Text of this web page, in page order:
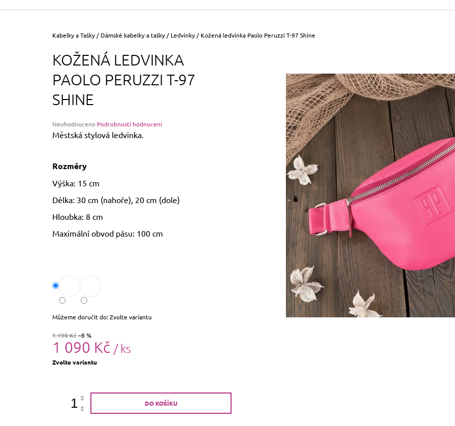
Domů
Kabelky a Tašky / Dámské kabelky a tašky / Ledvinky / Kožená ledvinka Paolo Peruzzi T-97 Shine
KOŽENÁ LEDVINKA
PAOLO PERUZZI T-97
SHINE
Průměrné
hodnocení
z
hvězdiček.
Neohodnoceno Podrobnosti hodnocení
Městská stylová ledvinka.
Rozměry
Výška: 15 cm
Délka: 30 cm (nahoře), 20 cm (dole)
Hloubka: 8 cm
Maximální obvod pásu: 100 cm
Můžeme doručit do:Zvolte variantu
1 190 Kč–8 %
1 090 Kč / ks
Měrná
Zvolte variantu
DO KOŠÍKU